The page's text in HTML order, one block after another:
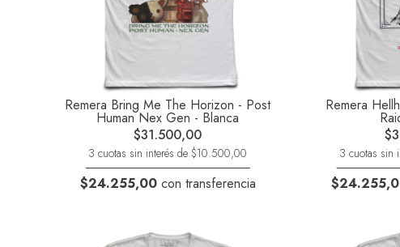
Remera Bring Me The Horizon - Post
Human Nex Gen - Blanca
$31.500,00
3 cuotas sin interés de $10.500,00
$24.255,00con transferencia
Remera
3 cuotas sin